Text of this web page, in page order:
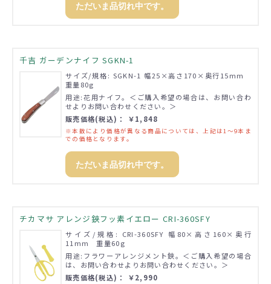
ただいま品切れ中です。
千吉 ガーデンナイフ SGKN-1
サイズ/規格: SGKN-1 幅25×高さ170×奥行15mm
重量80g
用途:花用ナイフ。＜ご購入希望の場合は、お問い合わ
せよりお問い合わせください。＞
販売価格(税込)： ￥1,848
※本数により価格が異なる商品については、上記は1～9本ま
での価格となります。
ただいま品切れ中です。
チカマサ アレンジ鋏フッ素イエロー CRI-360SFY
サイズ/規格: CRI-360SFY 幅80×高さ160×奥行
11mm 重量60g
用途:フラワーアレンジメント鋏。＜ご購入希望の場合
は、お問い合わせよりお問い合わせください。＞
販売価格(税込)： ￥2,990